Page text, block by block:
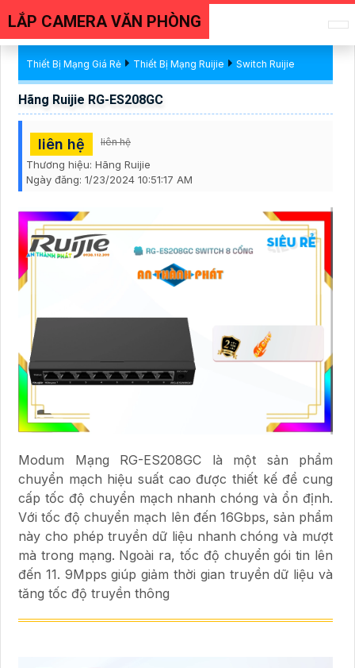
LẮP CAMERA VĂN PHÒNG
Thiết Bị Mạng Giá Rẻ Thiết Bị Mạng Ruijie Switch Ruijie
Hãng Ruijie RG-ES208GC
liên hệ liên hệ
Thương hiệu: Hãng Ruijie
Ngày đăng: 1/23/2024 10:51:17 AM
Modum Mạng RG-ES208GC là một sản phẩm
chuyển mạch hiệu suất cao được thiết kế để cung
cấp tốc độ chuyển mạch nhanh chóng và ổn định.
Với tốc độ chuyển mạch lên đến 16Gbps, sản phẩm
này cho phép truyền dữ liệu nhanh chóng và mượt
mà trong mạng. Ngoài ra, tốc độ chuyển gói tin lên
đến 11. 9Mpps giúp giảm thời gian truyền dữ liệu và
tăng tốc độ truyền thông